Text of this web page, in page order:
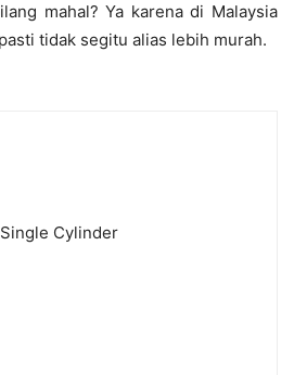
mahal? Ya karena di Malaysia
tidak segitu alias lebih murah.
Cylinder